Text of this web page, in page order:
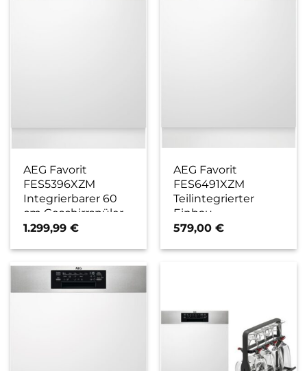
AEG Favorit
FES5396XZM
Integrierbarer 60
cm Geschirrspüler
edelstahl/cleansteel
1.299,99€
AEG Favorit
FES6491XZM
Teilintegrierter
Einbau-
Geschirrspüler 60
579,00€